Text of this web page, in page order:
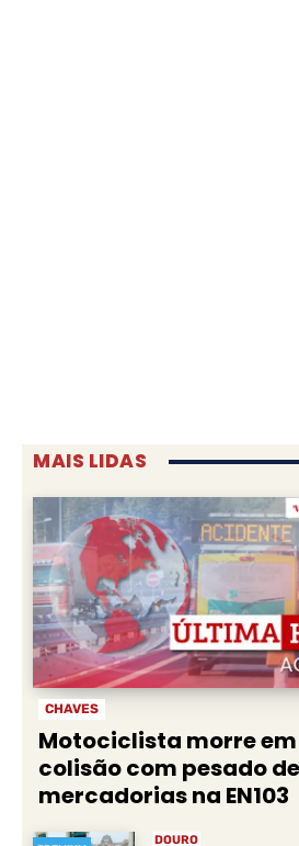
MAIS LIDAS
CHAVES
Motociclista morre em
colisão com pesado de
mercadorias na EN103
DOURO